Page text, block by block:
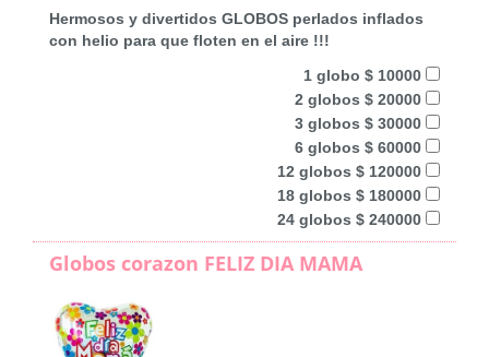
Hermosos y divertidos GLOBOS perlados inflados
con helio para que floten en el aire !!!
1 globo $ 10000
2 globos $ 20000
3 globos $ 30000
6 globos $ 60000
12 globos $ 120000
18 globos $ 180000
24 globos $ 240000
Globos corazon FELIZ DIA MAMA